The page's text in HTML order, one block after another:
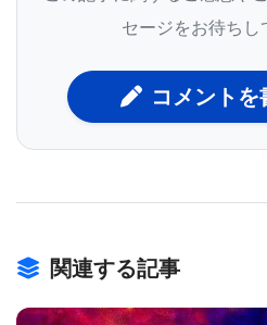
の精神病は、誤診されたり
と説明されたり、いじめな
自分が顕微鏡で観察されて
セージをお待ちし
コメント
関連する記事